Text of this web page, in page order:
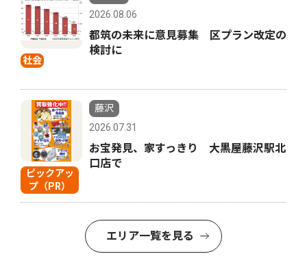
社会
2026.08.06
都筑の未来に意見募集 区プラン改定の
検討に
ピックアッ
プ（PR）
藤沢
2026.07.31
お宝発見、家すっきり 大黒屋藤沢駅北
口店で
エリア一覧を見る